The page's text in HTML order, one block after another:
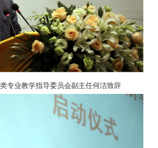
专业教学指导委员会副主任何洁致辞